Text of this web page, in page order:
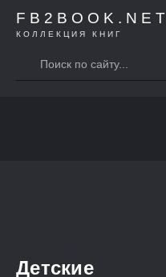
FB2BOOK.NET
КОЛЛЕКЦИЯ КНИГ
Детские